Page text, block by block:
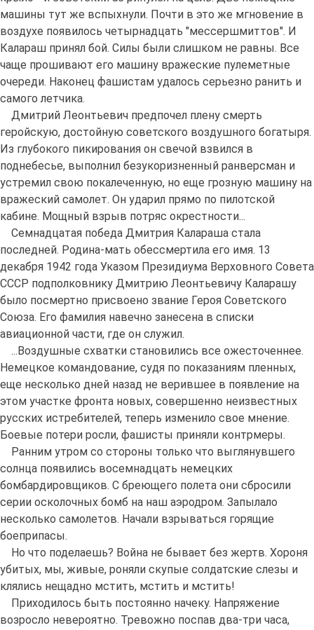
машины тут же вспыхнули. Почти в это же мгновение в
воздухе появилось четырнадцать "мессершмиттов". И
Калараш принял бой. Силы были слишком не равны. Все
чаще прошивают его машину вражеские пулеметные
очереди. Наконец фашистам удалось серьезно ранить и
самого летчика.
Дмитрий Леонтьевич предпочел плену смерть
геройскую, достойную советского воздушного богатыря.
Из глубокого пикирования он свечой взвился в
поднебесье, выполнил безукоризненный ранверсман и
устремил свою покалеченную, но еще грозную машину на
вражеский самолет. Он ударил прямо по пилотской
кабине. Мощный взрыв потряс окрестности...
Семнадцатая победа Дмитрия Калараша стала
последней. Родина-мать обессмертила его имя. 13
декабря 1942 года Указом Президиума Верховного Совета
СССР подполковнику Дмитрию Леонтьевичу Каларашу
было посмертно присвоено звание Героя Советского
Союза. Его фамилия навечно занесена в списки
авиационной части, где он служил.
...Воздушные схватки становились все ожесточеннее.
Немецкое командование, судя по показаниям пленных,
еще несколько дней назад не верившее в появление на
этом участке фронта новых, совершенно неизвестных
русских истребителей, теперь изменило свое мнение.
Боевые потери росли, фашисты приняли контрмеры.
Ранним утром со стороны только что выглянувшего
солнца появились восемнадцать немецких
бомбардировщиков. С бреющего полета они сбросили
серии осколочных бомб на наш аэродром. Запылало
несколько самолетов. Начали взрываться горящие
боеприпасы.
Но что поделаешь? Война не бывает без жертв. Хороня
убитых, мы, живые, роняли скупые солдатские слезы и
клялись нещадно мстить, мстить и мстить!
Приходилось быть постоянно начеку. Напряжение
возросло невероятно. Тревожно поспав два-три часа,